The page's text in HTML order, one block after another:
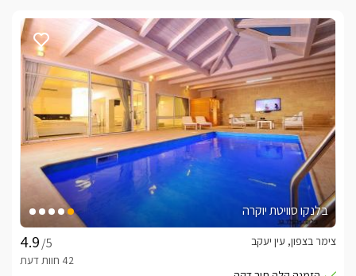
בלנקו סוויטת יוקרה
/5
צימר בצפון, עין יעקב